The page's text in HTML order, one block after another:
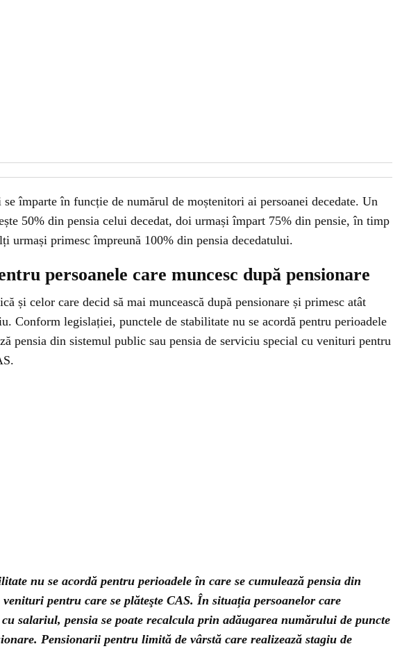
împarte în funcție de numărul de moștenitori ai persoanei decedate. Un
50% din pensia celui decedat, doi urmași împart 75% din pensie, în timp
urmași primesc împreună 100% din pensia decedatului.
persoanele care muncesc după pensionare
și celor care decid să mai muncească după pensionare și primesc atât
Conform legislației, punctele de stabilitate nu se acordă pentru perioadele
pensia din sistemul public sau pensia de serviciu special cu venituri pentru
nu se acordă pentru perioadele în care se cumulează pensia din
pentru care se plăteşte CAS. În situația persoanelor care
salariul, pensia se poate recalcula prin adăugarea numărului de puncte
Pensionarii pentru limită de vârstă care realizează stagiu de